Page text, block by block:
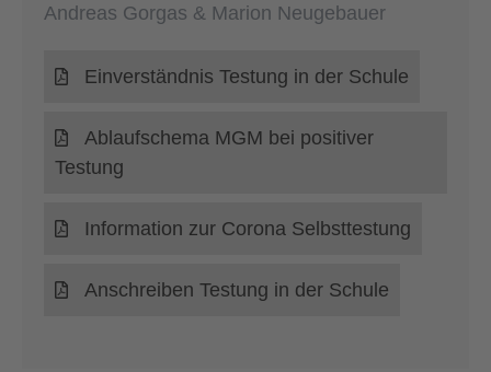
Andreas Gorgas & Marion Neugebauer
Einverständnis Testung in der Schule
Ablaufschema MGM bei positiver
Testung
Information zur Corona Selbsttestung
Anschreiben Testung in der Schule